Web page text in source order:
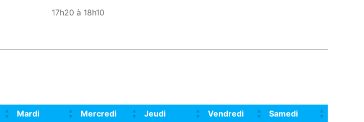
17h20 à 18h10
Mardi Mercredi Jeudi Vendredi
Samedi